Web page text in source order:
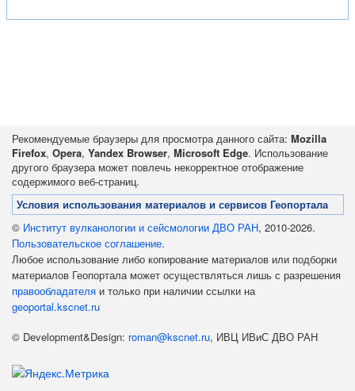
Рекомендуемые браузеры для просмотра данного сайта: Mozilla
Firefox, Opera, Yandex Browser, Microsoft Edge. Использование
другого браузера может повлечь некорректное отображение
содержимого веб-страниц.
Условия использования материалов и сервисов Геопортала
© Институт вулканологии и сейсмологии ДВО РАН, 2010-2026.
Пользовательское соглашение.
Любое использование либо копирование материалов или подборки
материалов Геопортала может осуществляться лишь с разрешения
правообладателя и только при наличии ссылки на
geoportal.kscnet.ru
© Development&Design: roman@kscnet.ru, ИВЦ ИВиС ДВО РАН